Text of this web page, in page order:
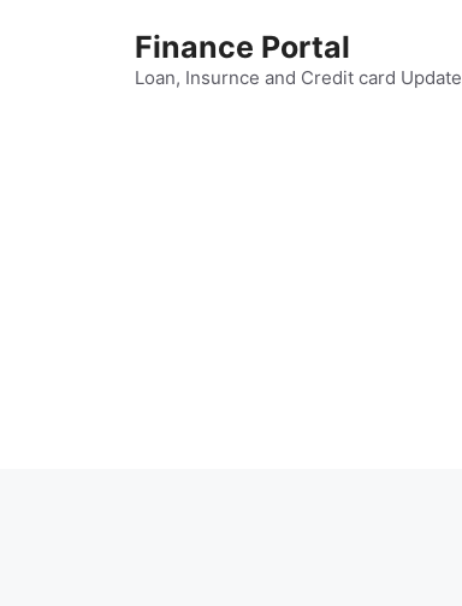
Finance Portal
Loan, Insurnce and Credit card Update